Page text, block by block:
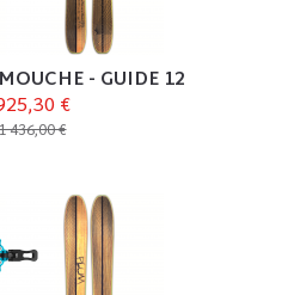
- GUIDE 12
€
436,00 €